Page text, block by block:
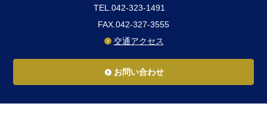
TEL.042-323-1491
FAX.042-327-3555
交通アクセス
お問い合わせ